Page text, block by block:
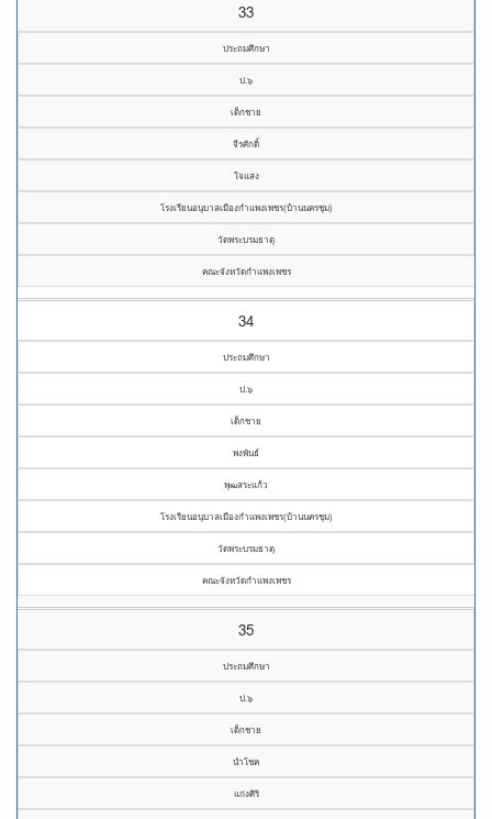
33
ประถมศึกษา
ป.๖
เด็กชาย
จีรศักดิ์
ใจแสง
โรงเรียนอนุบาลเมืองกำแพงเพชร(บ้านนครชุม)
วัดพระบรมธาตุ
คณะจังหวัดกำแพงเพชร
34
ประถมศึกษา
ป.๖
เด็กชาย
พงพันธ์
พุฒสระแก้ว
โรงเรียนอนุบาลเมืองกำแพงเพชร(บ้านนครชุม)
วัดพระบรมธาตุ
คณะจังหวัดกำแพงเพชร
35
ประถมศึกษา
ป.๖
เด็กชาย
นำโชค
แก่งศิริ